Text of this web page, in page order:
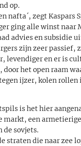
op.
nafta´, zegt
ging alle winst
advies en subsidie
zijn zeer passief,
levendiger en er is
door het open raam
ijzer, kolen
is het hier
een
de sovjets.
straten die naar zee